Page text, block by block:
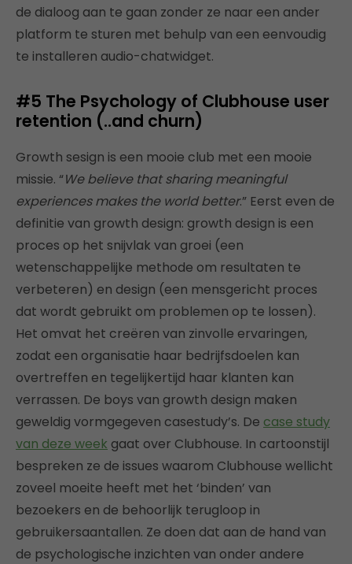
de dialoog aan te gaan zonder ze naar een ander
platform te sturen met behulp van een eenvoudig
te installeren audio-chatwidget.
#5 The Psychology of Clubhouse user
retention (..and churn)
Growth sesign is een mooie club met een mooie
missie. “We believe that sharing meaningful
experiences makes the world better.” Eerst even de
definitie van growth design: growth design is een
proces op het snijvlak van groei (een
wetenschappelijke methode om resultaten te
verbeteren) en design (een mensgericht proces
dat wordt gebruikt om problemen op te lossen).
Het omvat het creëren van zinvolle ervaringen,
zodat een organisatie haar bedrijfsdoelen kan
overtreffen en tegelijkertijd haar klanten kan
verrassen. De boys van growth design maken
geweldig vormgegeven casestudy’s. De case study
van deze week gaat over Clubhouse. In cartoonstijl
bespreken ze de issues waarom Clubhouse wellicht
zoveel moeite heeft met het ‘binden’ van
bezoekers en de behoorlijk terugloop in
gebruikersaantallen. Ze doen dat aan de hand van
de psychologische inzichten van onder andere